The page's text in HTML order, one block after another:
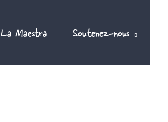
La Maestra Soutenez-nous